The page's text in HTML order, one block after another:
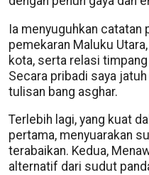
Ia menyuguhkan
pemekaran Maluku
kota, serta relasi
Secara pribadi saya
tulisan bang asghar.
Terlebih lagi, yang kuat
pertama, menyuarakan
terabaikan. Kedua,
alternatif dari sudut